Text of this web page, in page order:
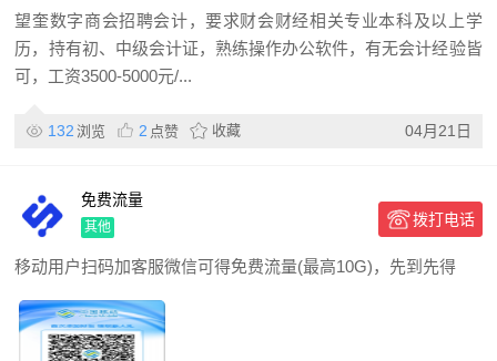
望奎数字商会招聘会计，要求财会财经相关专业本科及以上学
历，持有初、中级会计证，熟练操作办公软件，有无会计经验皆
可，工资3500-5000元/...
132 浏览 2 点赞 收藏 04月21日
免费流量
其他 拨打电话
移动用户扫码加客服微信可得免费流量(最高10G)，先到先得